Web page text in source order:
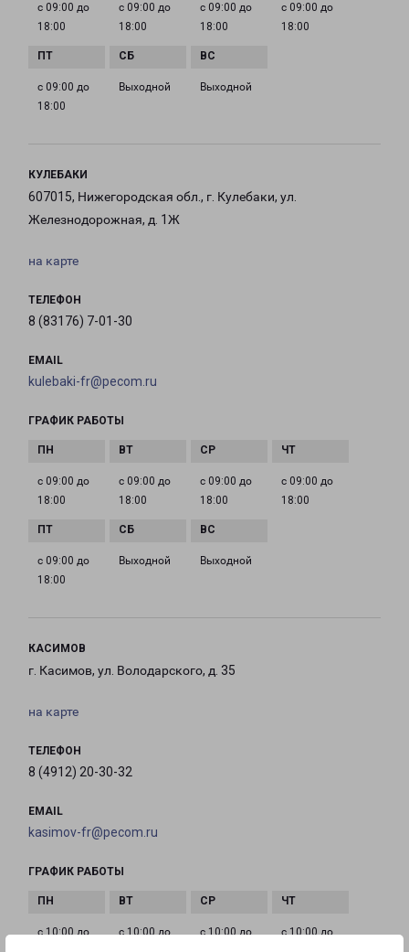
с 09:00 до
18:00
с 09:00 до
18:00
с 09:00 до
18:00
с 09:00 до
18:00
с 09:00 до
18:00
Выходной Выходной
КУЛЕБАКИ
607015, Нижегородская обл., г. Кулебаки, ул.
Железнодорожная, д. 1Ж
на карте
ТЕЛЕФОН
8 (83176) 7-01-30
EMAIL
kulebaki-fr@pecom.ru
ГРАФИК РАБОТЫ
с 09:00 до
18:00
с 09:00 до
18:00
с 09:00 до
18:00
с 09:00 до
18:00
с 09:00 до
18:00
Выходной Выходной
КАСИМОВ
г. Касимов, ул. Володарского, д. 35
на карте
ТЕЛЕФОН
8 (4912) 20-30-32
EMAIL
kasimov-fr@pecom.ru
ГРАФИК РАБОТЫ
с 10:00 до
с 10:00 до
с 10:00 до
с 10:00 до